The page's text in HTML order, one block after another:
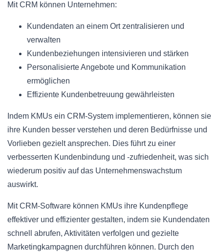
Mit CRM können Unternehmen:
Kundendaten an einem Ort zentralisieren und
verwalten
Kundenbeziehungen intensivieren und stärken
Personalisierte Angebote und Kommunikation
ermöglichen
Effiziente Kundenbetreuung gewährleisten
Indem KMUs ein CRM-System implementieren, können sie
ihre Kunden besser verstehen und deren Bedürfnisse und
Vorlieben gezielt ansprechen. Dies führt zu einer
verbesserten Kundenbindung und -zufriedenheit, was sich
wiederum positiv auf das Unternehmenswachstum
auswirkt.
Mit CRM-Software können KMUs ihre Kundenpflege
effektiver und effizienter gestalten, indem sie Kundendaten
schnell abrufen, Aktivitäten verfolgen und gezielte
Marketingkampagnen durchführen können. Durch den